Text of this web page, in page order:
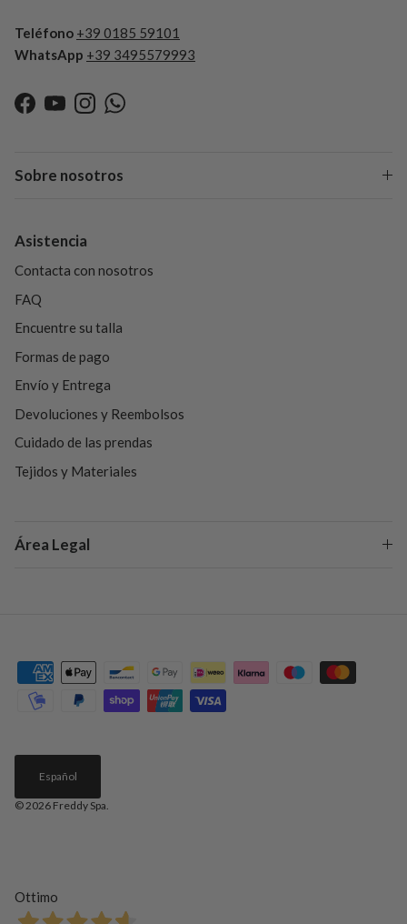
Teléfono +39 0185 59101
WhatsApp +39 3495579993
Facebook
YouTubeInstagramWhatsApp
Sobre nosotros
Asistencia
Contacta con nosotros
FAQ
Encuentre su talla
Formas de pago
Envío y Entrega
Devoluciones y Reembolsos
Cuidado de las prendas
Tejidos y Materiales
Área Legal
Español
© 2026 Freddy Spa
Ottimo